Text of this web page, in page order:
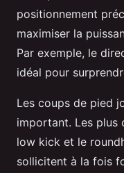
positionnement
maximiser la
Par exemple, le
idéal pour
Les coups de pied
important. Les plus
low kick et le
sollicitent à la fois